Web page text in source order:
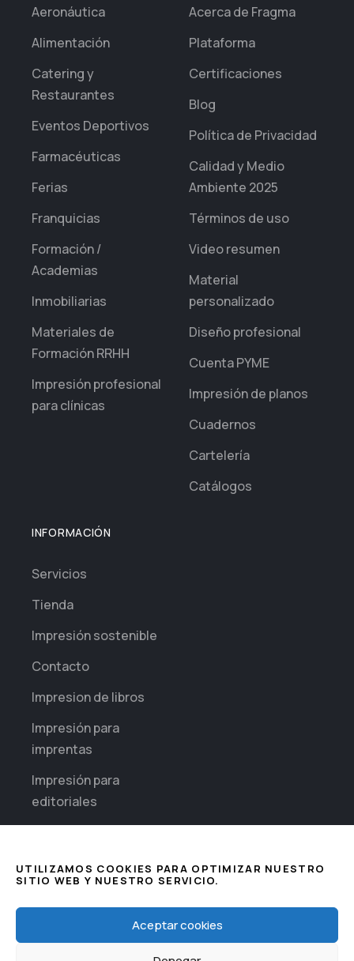
UTILIZAMOS COOKIES PARA OPTIMIZAR NUESTRO
SITIO WEB Y NUESTRO SERVICIO.
Aceptar cookies
Aeronáutica
Alimentación
Catering y
Restaurantes
Eventos Deportivos
Farmacéuticas
Ferias
Franquicias
Formación /
Academias
Inmobiliarias
Materiales de
Formación RRHH
Impresión profesional
para clínicas
Acerca de Fragma
Plataforma
Certificaciones
Blog
Política de Privacidad
Calidad y Medio
Ambiente 2025
Términos de uso
Video resumen
Material
personalizado
Diseño profesional
Cuenta PYME
Impresión de planos
Cuadernos
Cartelería
Catálogos
INFORMACIÓN
Servicios
Tienda
Impresión sostenible
Contacto
Impresion de libros
Impresión para
imprentas
Impresión para
editoriales
Sectores
This website uses cookies to improve
your web experience.